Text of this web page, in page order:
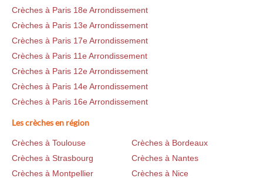
Crèches à Paris 18e Arrondissement
Crèches à Paris 13e Arrondissement
Crèches à Paris 17e Arrondissement
Crèches à Paris 11e Arrondissement
Crèches à Paris 12e Arrondissement
Crèches à Paris 14e Arrondissement
Crèches à Paris 16e Arrondissement
Les crèches en région
Crèches à Toulouse
Crèches à Bordeaux
Crèches à Strasbourg
Crèches à Nantes
Crèches à Montpellier
Crèches à Nice